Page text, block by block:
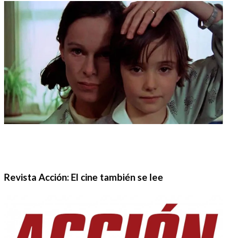
Revista Acción: El cine también se lee